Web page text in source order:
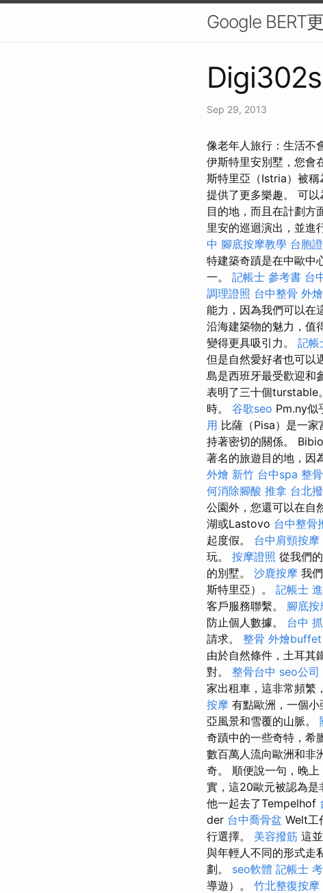
Google BERT
Sep 29, 2013
像老年人旅行：生活不
伊斯特里安別墅，您會
斯特里亞（Istria）被
提供了更多樂趣。 可
目的地，而且在計劃方
里安的巡迴演出，並進
中 腳底按摩教學 台胞
特建築奇蹟是在中歐中
一。 記帳士 參考書 台
調理證照 台中整骨 外
能力，因為我們可以在
沿海建築物的魅力，值
變得更具吸引力。 記帳
但是自然愛好者也可以
島是西班牙最受歡迎和
表明了三十個turstable
時。 谷歌seo Pm.ny似
用 比薩（Pisa）是一
持著密切的關係。
著名的旅遊目的地，因
外燴 新竹 台中spa 整骨
何消除腳酸 推拿 台北
公園外，您還可以在自
湖或Lastovo 台中整骨
起度假。 台中肩頸按摩
玩。 按摩證照 從我們
的別墅。 沙鹿按摩 我
斯特里亞）。 記帳士
客戶服務聯繫。 腳底按
防止個人數據。 台中
請求。 整骨 外燴buffet
由於自然條件，土耳其
對。 整骨台中 seo公司
家出租車，這非常頻繁
按摩 有點歐洲，一個
亞風景和雪覆的山脈。
奇蹟中的一些奇特，希
數百萬人流向歐洲和非
奇。 順便說一句，晚
實，這20歐元被認為是
他一起去了Tempelhof
der 台中喬骨盆 Welt工
行選擇。 美容撥筋 這
與年輕人不同的形式走
劃。 seo軟體 記帳士
導遊）。 竹北整復按摩